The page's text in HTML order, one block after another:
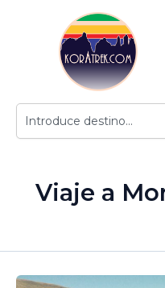
contenido
Buscar
Viaje a